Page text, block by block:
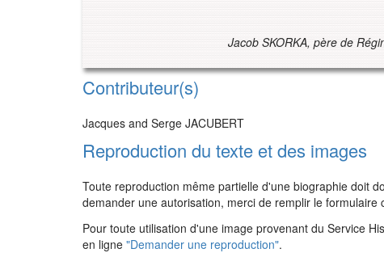
Jacob SKORKA, père de
Contributeur(s)
Jacques and Serge JACUBERT
Reproduction du texte et des images
Toute reproduction même partielle d'une biographie doit
demander une autorisation, merci de remplir le formulaire
Pour toute utilisation d'une image provenant du Service
en ligne "Demander une reproduction".